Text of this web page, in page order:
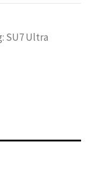
SU7 Ultra